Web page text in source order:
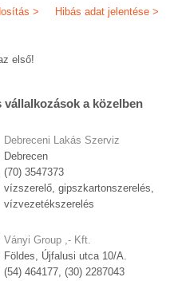
Hibás adat jelentése >
>
első!
vállalkozások a közelben
Debreceni Lakás Szerviz
Debrecen
(70) 3547373
vízszerelő, gipszkartonszerelés,
vízvezetékszerelés
Ványi Group ,- Kft.
Földes, Újfalusi utca 10/A.
(54) 464177, (30) 2287043